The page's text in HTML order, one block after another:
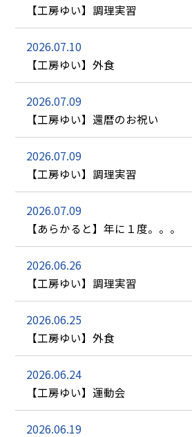
【工房ゆい】調理実習
2026.07.10
【工房ゆい】外食
2026.07.09
【工房ゆい】還暦のお祝い
2026.07.09
【工房ゆい】調理実習
2026.07.09
【あらかると】年に１度。。。
2026.06.26
【工房ゆい】調理実習
2026.06.25
【工房ゆい】外食
2026.06.24
【工房ゆい】運動会
2026.06.19